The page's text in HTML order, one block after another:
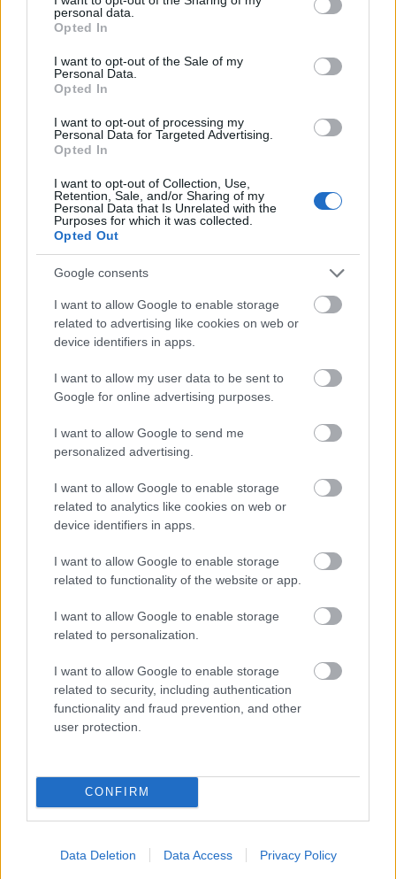
grant or deny consent to Google and its third-party tags to
use your data for below specified purposes in below Google
consent section.
personal data.
Opted In
I want to opt-out of the Sale of my
Personal Data.
Opted In
I want to opt-out of processing my
Personal Data for Targeted Advertising.
Opted In
I want to opt-out of Collection, Use,
Retention, Sale, and/or Sharing of my
Personal Data that Is Unrelated with the
Purposes for which it was collected.
Opted Out
Google consents
I want to allow Google to enable storage
related to advertising like cookies on web or
device identifiers in apps.
I want to allow my user data to be sent to
Google for online advertising purposes.
I want to allow Google to send me
personalized advertising.
I want to allow Google to enable storage
related to analytics like cookies on web or
device identifiers in apps.
I want to allow Google to enable storage
related to functionality of the website or app.
I want to allow Google to enable storage
related to personalization.
I want to allow Google to enable storage
related to security, including authentication
functionality and fraud prevention, and other
user protection.
CONFIRM
Data Deletion Data Access Privacy Policy
ανακαλύψετε
Λίλα Μπακλέση: Γέννησε το πρώτο της παιδί - Η
Επεισόδιο στη Θεσσαλονίκη: Η στιγμή που οδηγός
15+1 θρυλικές μεταγραφές του ελληνικού
ποδοσφαίρου που δεν έγιναν ποτέ